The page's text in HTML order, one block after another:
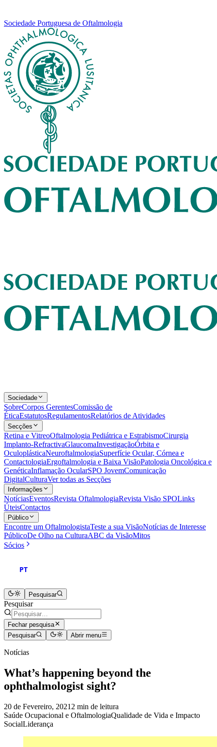
Sociedade Portuguesa de Oftalmologia
Sociedade
SobreCorpos GerentesComissão de
ÉticaEstatutosRegulamentosRelatórios de Atividades
Secções
Retina e VitreoOftalmologia Pediátrica e EstrabismoCirurgia
Implanto-RefractivaGlaucomaInvestigaçãoÓrbita e
OculoplásticaNeuroftalmologiaSuperfície Ocular, Córnea e
ContactologiaErgoftalmologia e Baixa VisãoPatologia Oncológica e
GenéticaInflamação OcularSPO JovemComunicação
DigitalCulturaVer todas as Secções
Informações
NotíciasEventosRevista OftalmologiaRevista Visão SPOLinks
ÚteisContactos
Público
Encontre um OftalmologistaTeste a sua VisãoNotícias de Interesse
PúblicoDe Olho na CulturaABC da VisãoMitos
Sócios
PT
Pesquisar
Pesquisar
Fechar pesquisa
Pesquisar
Abrir menu
Notícias
What’s happening beyond the
ophthalmologist sight?
20 de Fevereiro, 2021 2 min de leitura
Saúde Ocupacional e OftalmologiaQualidade de Vida e Impacto
SocialLiderança